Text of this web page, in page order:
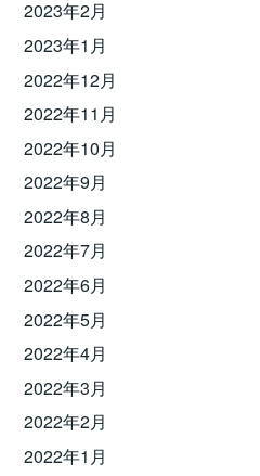
2023年2月
2023年1月
2022年12月
2022年11月
2022年10月
2022年9月
2022年8月
2022年7月
2022年6月
2022年5月
2022年4月
2022年3月
2022年2月
2022年1月